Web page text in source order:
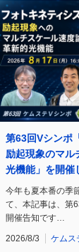
第63回Vシンポ
励起現象のマル
光機能」を開催
今年も夏本番の季
て、本記事は、第
開催告知です…
2026/8/3 ケムス